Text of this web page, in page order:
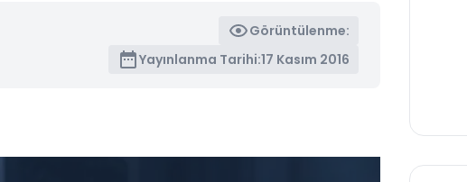
Görüntülenme:
Yayınlanma Tarihi:17 Kasım 2016